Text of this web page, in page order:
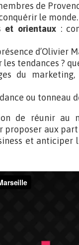
de
le monde.
et orientaux:
d’Olivier
tendances ?
du
ou tonneau
de réunir au
proposer aux
et anticiper